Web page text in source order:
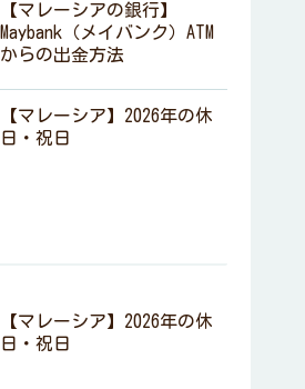
【マレーシアの銀行】
Maybank（メイバンク）ATM
からの出金方法
【マレーシア】2026年の休
日・祝日
【マレーシア】2026年の休
日・祝日